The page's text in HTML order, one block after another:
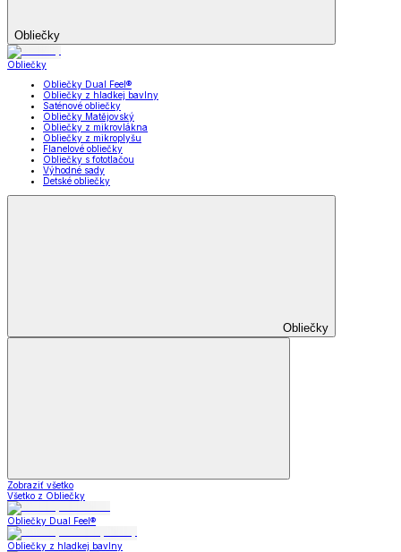
Obliečky
Obliečky
Obliečky Dual Feel®
Obliečky z hladkej bavlny
Saténové obliečky
Obliečky Matějovský
Obliečky z mikrovlákna
Obliečky z mikroplyšu
Flanelové obliečky
Obliečky s fototlačou
Výhodné sady
Detské obliečky
Obliečky
Zobraziť všetko
Všetko z Obliečky
Obliečky Dual Feel®
Obliečky z hladkej bavlny